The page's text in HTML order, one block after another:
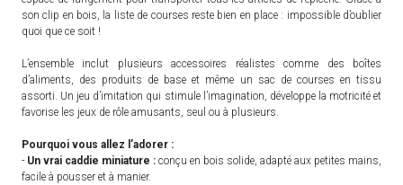
son clip en bois, la liste de courses reste bien en place : impossible d’oublier
quoi que ce soit !
L’ensemble inclut plusieurs accessoires réalistes comme des boîtes
d’aliments, des produits de base et même un sac de courses en tissu
assorti. Un jeu d’imitation qui stimule l’imagination, développe la motricité et
favorise les jeux de rôle amusants, seul ou à plusieurs.
Pourquoi vous allez l’adorer :
- Un vrai caddie miniature : conçu en bois solide, adapté aux petites mains,
facile à pousser et à manier.